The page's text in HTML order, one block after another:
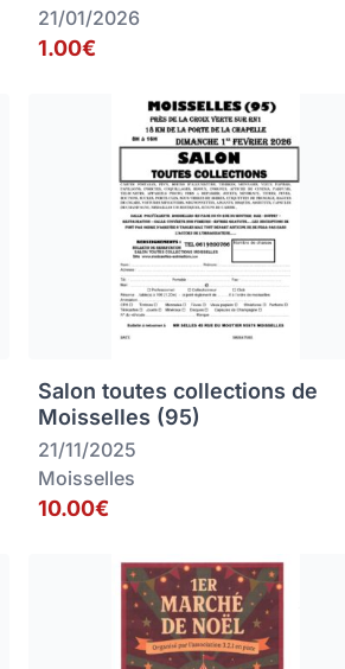
21/01/2026
1.00€
Salon toutes collections de
Moisselles (95)
21/11/2025
Moisselles
10.00€